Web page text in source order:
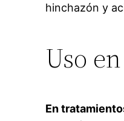
hinchazón y
Uso
En